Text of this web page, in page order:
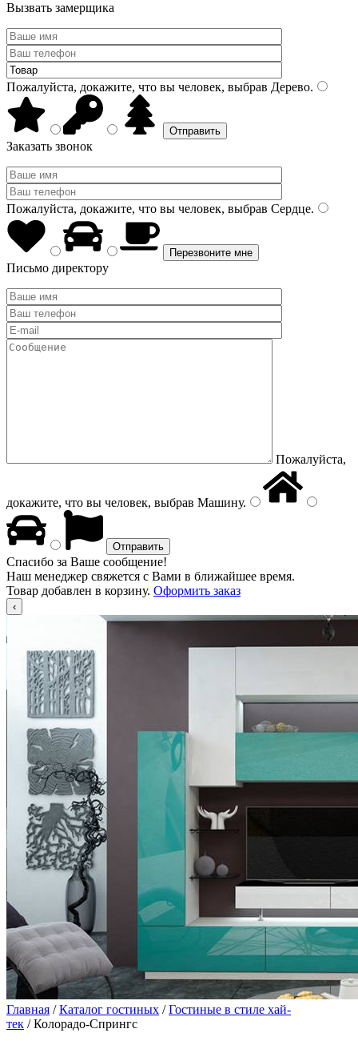
Вызвать замерщика
Пожалуйста, докажите, что вы человек, выбрав Дерево.
Заказать звонок
Пожалуйста, докажите, что вы человек, выбрав Сердце.
Письмо директору
Пожалуйста,
докажите, что вы человек, выбрав Машину.
Спасибо за Ваше сообщение!
Наш менеджер свяжется с Вами в ближайшее время.
Товар добавлен в корзину. Оформить заказ
Главная /Каталог гостиных /Гостиные в стиле хай-
тек / Колорадо-Спрингс